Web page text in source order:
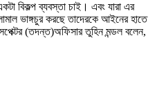
বিকল্প ব্যবস্তা চাই। এবং যারা এর
ভাঙ্গচুর করছে তাদেরকে আইনের হাতে
(তদন্ত)অফিসার তুহিন মন্ডল বলেন,